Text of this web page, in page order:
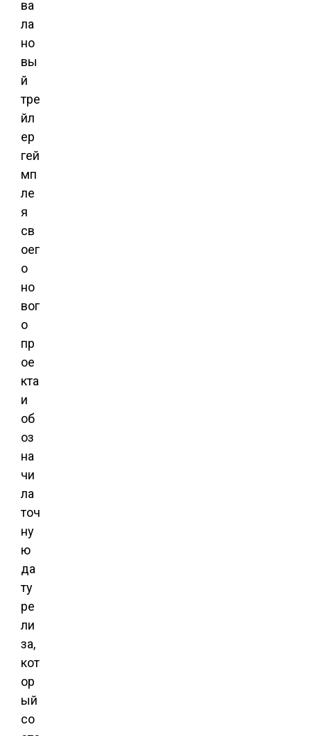
ва
ла
но
вы
й
тре
йл
ер
гей
мп
ле
я
св
оег
о
но
вог
о
пр
ое
кта
и
об
оз
на
чи
ла
точ
ну
ю
да
ту
ре
ли
за,
кот
ор
ый
со